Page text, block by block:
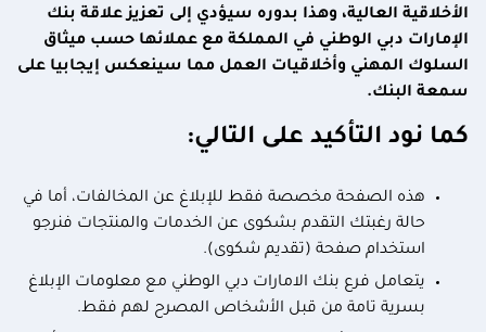
الأخلاقية العالية، وهذا بدوره سيؤدي إلى تعزيز علاقة بنك
الإمارات دبي الوطني في المملكة مع عملائها حسب ميثاق
السلوك المهني وأخلاقيات العمل مما سينعكس إيجابيا على
سمعة البنك.
كما نود التأكيد على التالي:
هذه الصفحة مخصصة فقط للإبلاغ عن المخالفات، أما في
حالة رغبتك التقدم بشكوى عن الخدمات والمنتجات فنرجو
استخدام صفحة (تقديم شكوى).
يتعامل فرع بنك الامارات دبي الوطني مع معلومات الإبلاغ
بسرية تامة من قبل الأشخاص المصرح لهم فقط.